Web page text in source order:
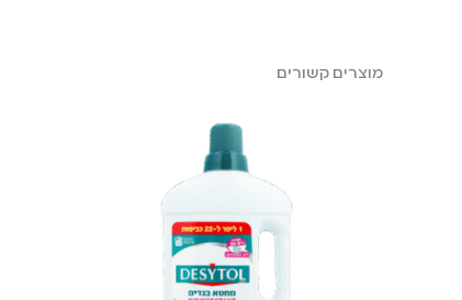
מוצרים קשורים